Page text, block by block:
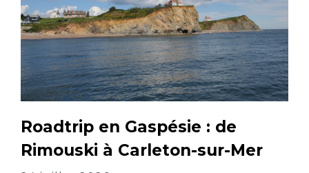
Roadtrip en Gaspésie : de
Rimouski à Carleton-sur-Mer